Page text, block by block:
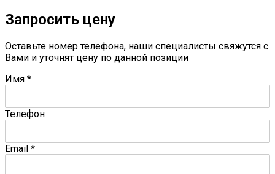
Запросить цену
Оставьте номер телефона, наши специалисты свяжутся с
Вами и уточнят цену по данной позиции
Имя *
Телефон
Email *